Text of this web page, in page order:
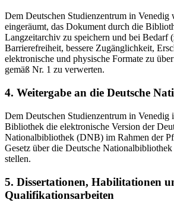
Dem Deutschen Studienzentrum in Venedig
eingeräumt, das Dokument durch die
Langzeitarchiv zu speichern und bei Bedarf
Barrierefreiheit, bessere Zugänglichkeit,
elektronische und physische Formate zu
gemäß Nr. 1 zu verwerten.
4. Weitergabe an die Deutsche
Dem Deutschen Studienzentrum in Venedig
Bibliothek die elektronische Version der
Nationalbibliothek (DNB) im Rahmen der
Gesetz über die Deutsche
stellen.
5. Dissertationen, Habilitationen
Qualifikationsarbeiten